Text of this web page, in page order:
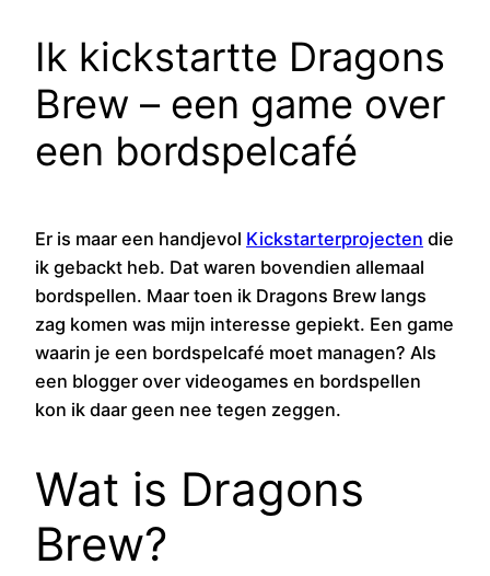
Ik kickstartte Dragons
Brew – een game over
een bordspelcafé
Er is maar een handjevol Kickstarterprojecten die
ik gebackt heb. Dat waren bovendien allemaal
bordspellen. Maar toen ik Dragons Brew langs
zag komen was mijn interesse gepiekt. Een game
waarin je een bordspelcafé moet managen? Als
een blogger over videogames en bordspellen
kon ik daar geen nee tegen zeggen.
Wat is Dragons
Brew?